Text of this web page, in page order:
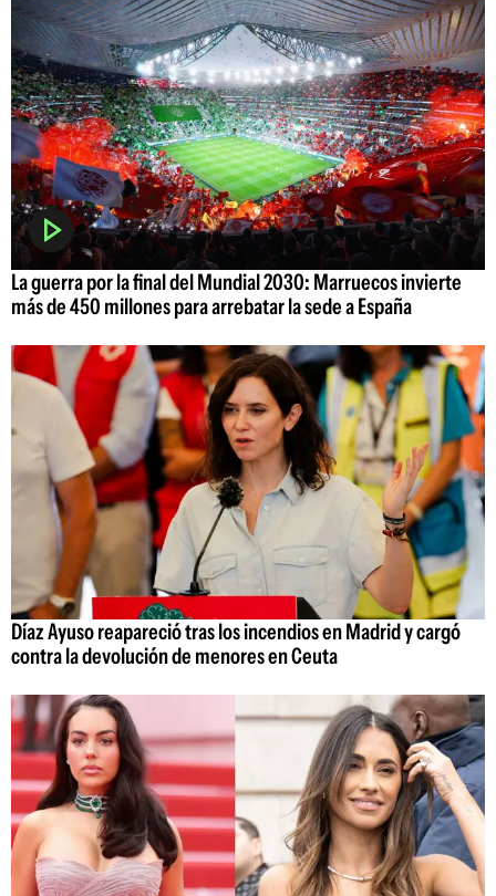
La guerra por la final del Mundial 2030: Marruecos invierte
más de 450 millones para arrebatar la sede a España
Díaz Ayuso reapareció tras los incendios en Madrid y cargó
contra la devolución de menores en Ceuta